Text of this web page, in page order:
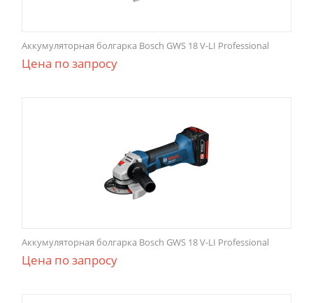
Аккумуляторная болгарка Bosch GWS 18 V-LI Professional
Цена по запросу
Аккумуляторная болгарка Bosch GWS 18 V-LI Professional
Цена по запросу